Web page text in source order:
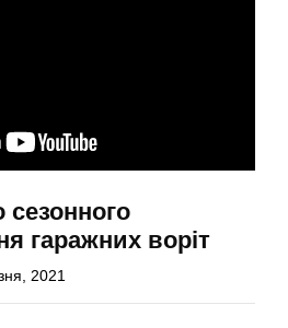
гаражних воріт
2021